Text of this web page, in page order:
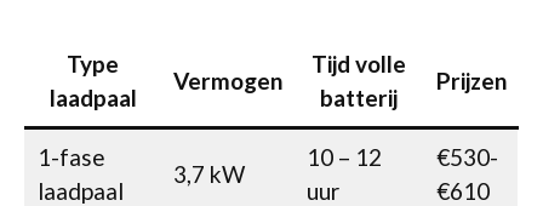
Type
laadpaal
Vermogen
Tijd volle
batterij
Prijzen
1-fase
laadpaal
3,7 kW
10 – 12
uur
€530-
€610